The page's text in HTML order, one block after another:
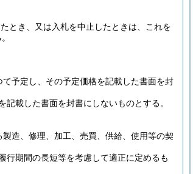
とき、又は入札を中止したときは、これを
予定し、その予定価格を記載した書面を封
載した書面を封書にしないものとする。
造、修理、加工、売買、供給、使用等の契
行期間の長短等を考慮して適正に定めるも